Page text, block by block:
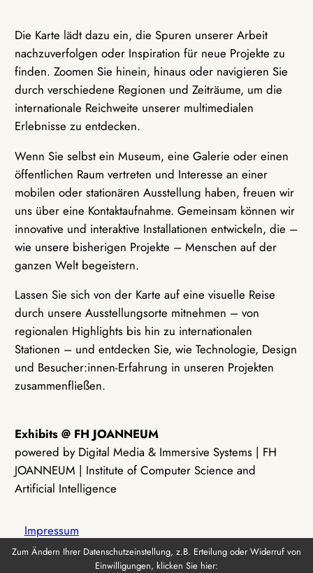
Die Karte lädt dazu ein, die Spuren unserer Arbeit
nachzuverfolgen oder Inspiration für neue Projekte zu
finden. Zoomen Sie hinein, hinaus oder navigieren Sie
durch verschiedene Regionen und Zeiträume, um die
internationale Reichweite unserer multimedialen
Erlebnisse zu entdecken.
Wenn Sie selbst ein Museum, eine Galerie oder einen
öffentlichen Raum vertreten und Interesse an einer
mobilen oder stationären Ausstellung haben, freuen wir
uns über eine Kontaktaufnahme. Gemeinsam können wir
innovative und interaktive Installationen entwickeln, die –
wie unsere bisherigen Projekte – Menschen auf der
ganzen Welt begeistern.
Lassen Sie sich von der Karte auf eine visuelle Reise
durch unsere Ausstellungsorte mitnehmen – von
regionalen Highlights bis hin zu internationalen
Stationen – und entdecken Sie, wie Technologie, Design
und Besucher:innen-Erfahrung in unseren Projekten
zusammenfließen.
Exhibits @ FH JOANNEUM
powered by Digital Media & Immersive Systems | FH
JOANNEUM | Institute of Computer Science and
Artificial Intelligence
Impressum
Zum Ändern Ihrer Datenschutzeinstellung, z.B. Erteilung oder Widerruf von
Einwilligungen, klicken Sie hier: